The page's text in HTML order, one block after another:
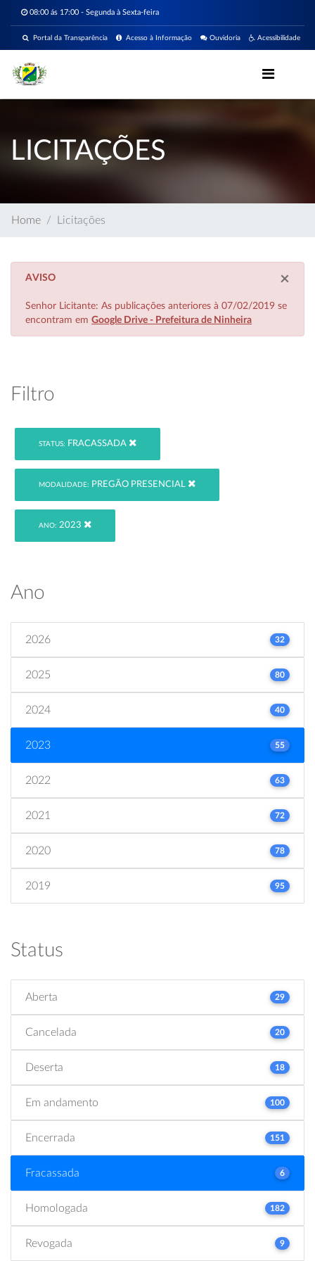
08:00 ás 17:00 - Segunda à Sexta-feira
Acessibilidade
Ouvidoria
Acesso à Informação
Portal da Transparência
LICITAÇÕES
Home Licitações
×
AVISO
Senhor Licitante: As publicações anteriores à 07/02/2019 se
encontram em Google Drive - Prefeitura de Ninheira
Filtro
STATUS: FRACASSADA
MODALIDADE: PREGÃO PRESENCIAL
ANO: 2023
Ano
2026 32
2025 80
2024 40
2023 55
2022 63
2021 72
2020 78
2019 95
Status
Aberta 29
Cancelada 20
Deserta 18
Em andamento 100
Encerrada 151
Fracassada 6
Homologada 182
Revogada 9